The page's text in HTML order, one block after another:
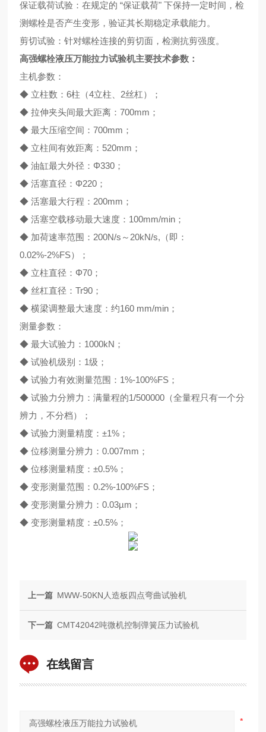
保证载荷试验：在规定的 “保证载荷" 下保持一定时间，检
测螺栓是否产生变形，验证其长期稳定承载能力。
剪切试验：针对螺栓连接的剪切面，检测抗剪强度。
高强螺栓液压万能拉力试验机主要技术参数：
主机参数：
◆ 立柱数：6柱（4立柱、2丝杠）；
◆ 拉伸夹头间最大距离：700mm；
◆ 最大压缩空间：700mm；
◆ 立柱间有效距离：520mm；
◆ 油缸最大外径：Φ330；
◆ 活塞直径：Φ220；
◆ 活塞最大行程：200mm；
◆ 活塞空载移动最大速度：100mm/min；
◆ 加荷速率范围：200N/s～20kN/s,（即：
0.02%-2%FS）；
◆ 立柱直径：Φ70；
◆ 丝杠直径：Tr90；
◆ 横梁调整最大速度：约160 mm/min；
测量参数：
◆ 最大试验力：1000kN；
◆ 试验机级别：1级；
◆ 试验力有效测量范围：1%-100%FS；
◆ 试验力分辨力：满量程的1/500000（全量程只有一个分
辨力，不分档）；
◆ 试验力测量精度：±1%；
◆ 位移测量分辨力：0.007mm；
◆ 位移测量精度：±0.5%；
◆ 变形测量范围：0.2%-100%FS；
◆ 变形测量分辨力：0.03µm；
◆ 变形测量精度：±0.5%；
上一篇 MWW-50KN人造板四点弯曲试验机
下一篇 CMT42042吨微机控制弹簧压力试验机
在线留言